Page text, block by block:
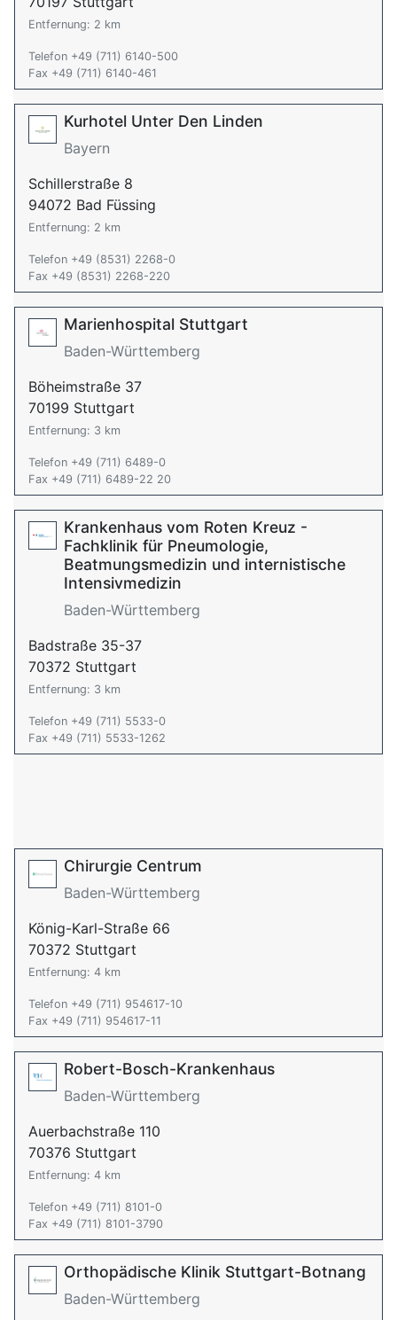
Entfernung: 2 km
Telefon +49 (711) 6140-500
Fax +49 (711) 6140-461
Kurhotel Unter Den Linden
Bayern
Schillerstraße 8
94072 Bad Füssing
Entfernung: 2 km
Telefon +49 (8531) 2268-0
Fax +49 (8531) 2268-220
Marienhospital Stuttgart
Baden-Württemberg
Böheimstraße 37
70199 Stuttgart
Entfernung: 3 km
Telefon +49 (711) 6489-0
Fax +49 (711) 6489-22 20
Krankenhaus vom Roten Kreuz -
Fachklinik für Pneumologie,
Beatmungsmedizin und internistische
Intensivmedizin
Baden-Württemberg
Badstraße 35-37
70372 Stuttgart
Entfernung: 3 km
Telefon +49 (711) 5533-0
Fax +49 (711) 5533-1262
Chirurgie Centrum
Baden-Württemberg
König-Karl-Straße 66
70372 Stuttgart
Entfernung: 4 km
Telefon +49 (711) 954617-10
Fax +49 (711) 954617-11
Robert-Bosch-Krankenhaus
Baden-Württemberg
Auerbachstraße 110
70376 Stuttgart
Entfernung: 4 km
Telefon +49 (711) 8101-0
Fax +49 (711) 8101-3790
Orthopädische Klinik Stuttgart-Botnang
Baden-Württemberg